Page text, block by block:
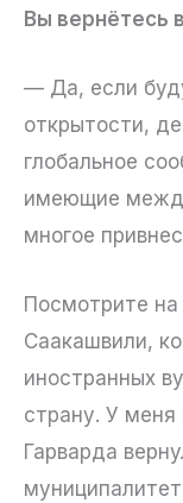
Вы вернётесь
— Да, если
открытости,
глобальное
имеющие
многое
Посмотрите
Саакашвили,
иностранных
страну. У меня
Гарварда